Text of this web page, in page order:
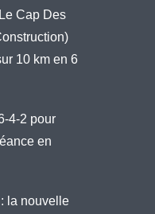
Cap Des
10 km en 6
4-2 pour
en
la nouvelle